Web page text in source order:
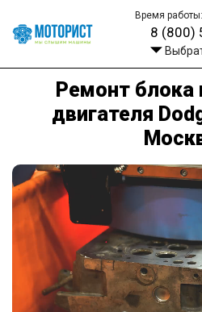
Время
8 (800)
Ремонт блока
двигателя